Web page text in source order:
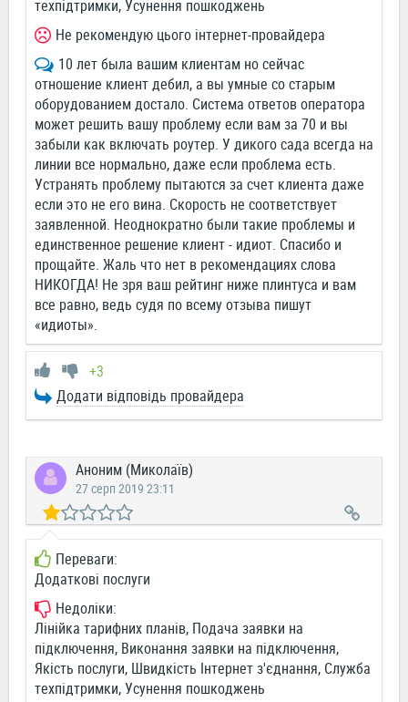
техпідтримки, Усунення пошкоджень
Не рекомендую цього інтернет-провайдера
10 лет была вашим клиентам но сейчас
отношение клиент дебил, а вы умные со старым
оборудованием достало. Система ответов оператора
может решить вашу проблему если вам за 70 и вы
забыли как включать роутер. У дикого сада всегда на
линии все нормально, даже если проблема есть.
Устранять проблему пытаются за счет клиента даже
если это не его вина. Скорость не соответствует
заявленной. Неоднократно были такие проблемы и
единственное решение клиент - идиот. Спасибо и
прощайте. Жаль что нет в рекомендациях слова
НИКОГДА! Не зря ваш рейтинг ниже плинтуса и вам
все равно, ведь судя по всему отзыва пишут
«идиоты».
+3
Додати відповідь провайдера
Аноним (Миколаїв)
27 серп 2019 23:11
Переваги:
Додаткові послуги
Недоліки:
Лінійка тарифних планів, Подача заявки на
підключення, Виконання заявки на підключення,
Якість послуги, Швидкість Інтернет з'єднання, Служба
техпідтримки, Усунення пошкоджень